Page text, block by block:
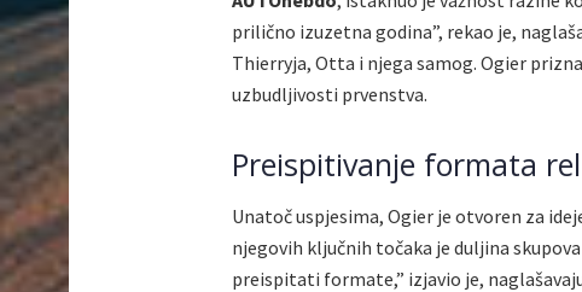
prilično izuzetna godina”, rekao je,
Thierryja, Otta i njega samog. Ogier
uzbudljivosti prvenstva.
Preispitivanje formata
Unatoč uspjesima, Ogier je otvoren za
njegovih ključnih točaka je duljina
preispitati formate,” izjavio je,